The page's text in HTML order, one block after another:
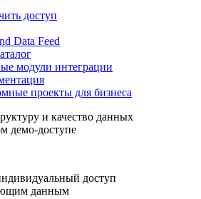
доступ
Data Feed
модули интеграции
проекты для бизнеса
и качество данных
демо-доступе
доступ
данным